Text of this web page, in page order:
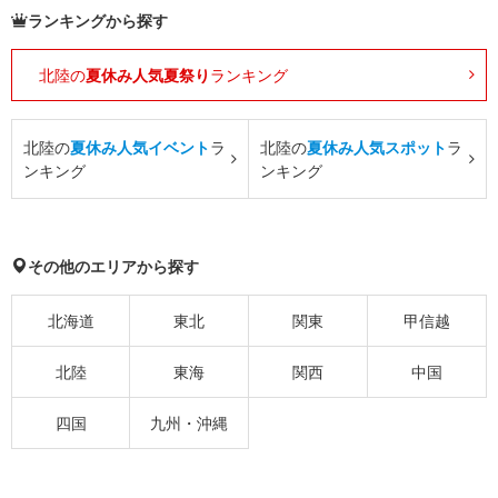
ランキングから探す
北陸の夏休み人気夏祭り ランキング
北陸の夏休み人気イベントラ
ンキング
北陸の夏休み人気スポットラ
ンキング
その他のエリアから探す
北海道 東北 関東 甲信越
北陸 東海 関西 中国
四国 九州・沖縄